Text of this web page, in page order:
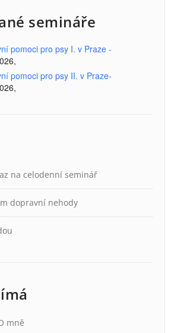
semináře
pomoci pro psy I. v Praze -
pomoci pro psy II. v Praze-
na celodenní seminář
dopravní nehody
mně